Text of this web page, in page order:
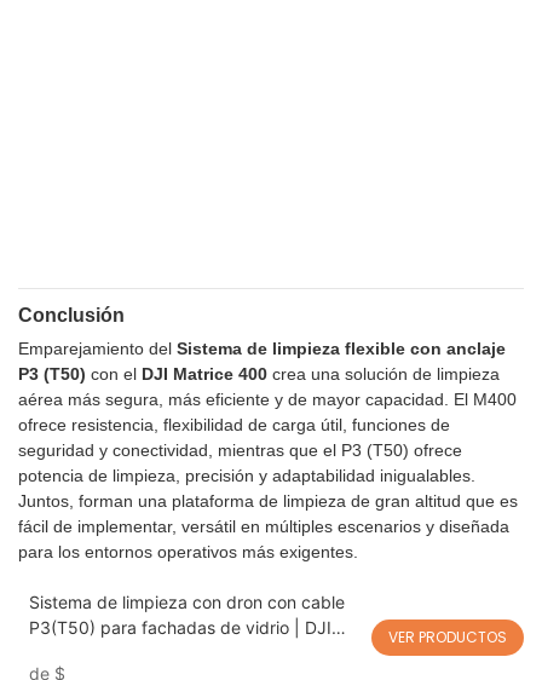
Conclusión
Emparejamiento del Sistema de limpieza flexible con anclaje
P3 (T50) con el DJI Matrice 400 crea una solución de limpieza
aérea más segura, más eficiente y de mayor capacidad. El M400
ofrece resistencia, flexibilidad de carga útil, funciones de
seguridad y conectividad, mientras que el P3 (T50) ofrece
potencia de limpieza, precisión y adaptabilidad inigualables.
Juntos, forman una plataforma de limpieza de gran altitud que es
fácil de implementar, versátil en múltiples escenarios y diseñada
para los entornos operativos más exigentes.
Sistema de limpieza con dron con cable
P3(T50) para fachadas de vidrio | DJI
de $
VER PRODUCTOS